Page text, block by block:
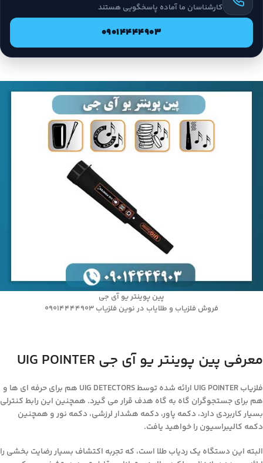
کارشناسان ما آماده پاسخگویی هستند
09014444903
پین پوینتر یو آی جی
فروش فلزیاب و طلایاب در نوین فلزیاب 09014444903
معرفی پین پوینتر یو آی جی UIG POINTER
فلزیاب UIG POINTER ارائه شده توسط UIG DETECTORS هم برای حرفه ای ها و
هم برای جستجوگران گاه به گاه هدف قرار می گیرد. همچنین این رابط کنترلی
بسیار کاربردی دارد، دکمه پاور، دکمه هشدار لرزشی، دکمه نور و همچنین
دکمه کالیبراسیون را خواهید یافت.
البته این دستگاه یک ردیاب طلا است، که تجربه اکتشاف بسیار رضایت بخشی را